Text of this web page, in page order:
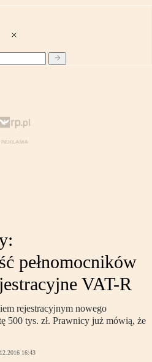
pełnomocników
VAT-R
rejestracyjnym nowego
500 tys. zł. Prawnicy już mówią, że
16:43